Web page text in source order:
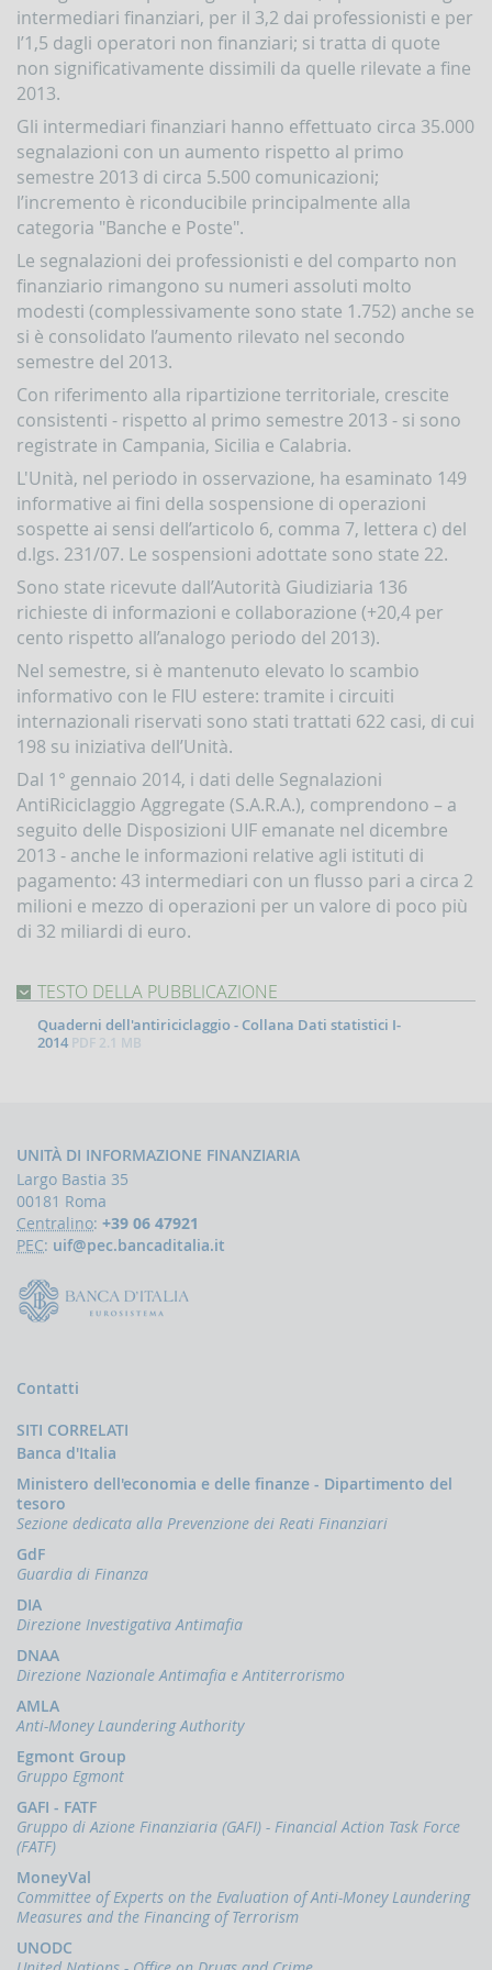
Contrasto
all'attività
Paesi
che
minacciano
la
pace
la
sicurezza
internazionale
Indicatori,
schemi
comunicazioni
inerenti
profili
di
anomalia
Criteri
per
la
gestione
delle
comunicazioni
rivolte
alla
UIF
Segnalazioni
operazioni
sospette
(SOS)
Sospensione
operazioni
sospette
Segnalazioni
AntiRiciclaggio
Aggregate
Comunicazioni
(OGG)
Comunicazioni
sanzioni
finanziarie
Comunicazioni
Bielorussia
(DEPRU,
CBR)
Accesso
al
Infostat-
UIF
istruzioni
Rapporto
annuale
Quaderni
dell'antiriciclaggio
Newsletter
Interventi
del
Direttore
Interventi
della
Banca
intermediari finanziari, per il 3,2 dai professionisti e per
l’1,5 dagli operatori non finanziari; si tratta di quote
non significativamente dissimili da quelle rilevate a fine
2013.
Gli intermediari finanziari hanno effettuato circa 35.000
segnalazioni con un aumento rispetto al primo
semestre 2013 di circa 5.500 comunicazioni;
l’incremento è riconducibile principalmente alla
categoria "Banche e Poste".
Le segnalazioni dei professionisti e del comparto non
finanziario rimangono su numeri assoluti molto
modesti (complessivamente sono state 1.752) anche se
si è consolidato l’aumento rilevato nel secondo
semestre del 2013.
Con riferimento alla ripartizione territoriale, crescite
consistenti - rispetto al primo semestre 2013 - si sono
registrate in Campania, Sicilia e Calabria.
L'Unità, nel periodo in osservazione, ha esaminato 149
informative ai fini della sospensione di operazioni
sospette ai sensi dell’articolo 6, comma 7, lettera c) del
d.lgs. 231/07. Le sospensioni adottate sono state 22.
Sono state ricevute dall’Autorità Giudiziaria 136
richieste di informazioni e collaborazione (+20,4 per
cento rispetto all’analogo periodo del 2013).
Nel semestre, si è mantenuto elevato lo scambio
informativo con le FIU estere: tramite i circuiti
internazionali riservati sono stati trattati 622 casi, di cui
198 su iniziativa dell’Unità.
Dal 1° gennaio 2014, i dati delle Segnalazioni
AntiRiciclaggio Aggregate (S.A.R.A.), comprendono – a
seguito delle Disposizioni UIF emanate nel dicembre
2013 - anche le informazioni relative agli istituti di
pagamento: 43 intermediari con un flusso pari a circa 2
milioni e mezzo di operazioni per un valore di poco più
di 32 miliardi di euro.
TESTO DELLA PUBBLICAZIONE
Quaderni dell'antiriciclaggio - Collana Dati statistici I-
2014 PDF 2.1 MB
UNITÀ DI INFORMAZIONE FINANZIARIA
Largo Bastia 35
00181 Roma
Centralino: +39 06 47921
PEC: uif@pec.bancaditalia.it
Contatti
SITI CORRELATI
Banca d'Italia
Ministero dell'economia e delle finanze - Dipartimento del
tesoro
Sezione dedicata alla Prevenzione dei Reati Finanziari
GdF
Guardia di Finanza
DIA
Direzione Investigativa Antimafia
DNAA
Direzione Nazionale Antimafia e Antiterrorismo
AMLA
Anti-Money Laundering Authority
Egmont Group
Gruppo Egmont
GAFI - FATF
Gruppo di Azione Finanziaria (GAFI) - Financial Action Task Force
(FATF)
MoneyVal
Committee of Experts on the Evaluation of Anti-Money Laundering
Measures and the Financing of Terrorism
UNODC